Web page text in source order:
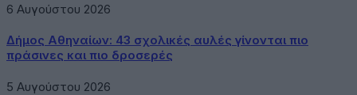
6 Αυγούστου 2026
Δήμος Αθηναίων: 43 σχολικές αυλές γίνονται πιο
πράσινες και πιο δροσερές
5 Αυγούστου 2026